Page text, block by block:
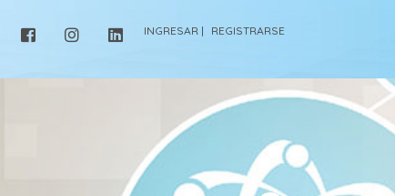
INGRESAR | REGISTRARSE